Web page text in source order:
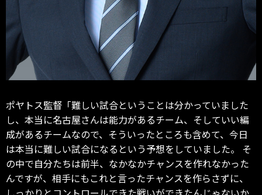
ポヤトス監督「難しい試合ということは分かっていました
し、本当に名古屋さんは能力があるチーム、そしていい編
成があるチームなので、そういったところも含めて、今日
は本当に難しい試合になるという予想をしていました。 そ
の中で自分たちは前半、なかなかチャンスを作れなかった
んですが、相手にもこれと言ったチャンスを作らさずに、